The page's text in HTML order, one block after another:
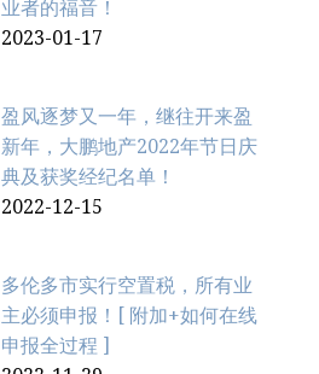
业者的福音！
2023-01-17
盈风逐梦又一年，继往开来盈
新年，大鹏地产2022年节日庆
典及获奖经纪名单！
2022-12-15
多伦多市实行空置税，所有业
主必须申报！[ 附加+如何在线
申报全过程 ]